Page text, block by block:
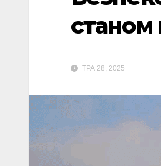
станом
ТРА 28, 2025